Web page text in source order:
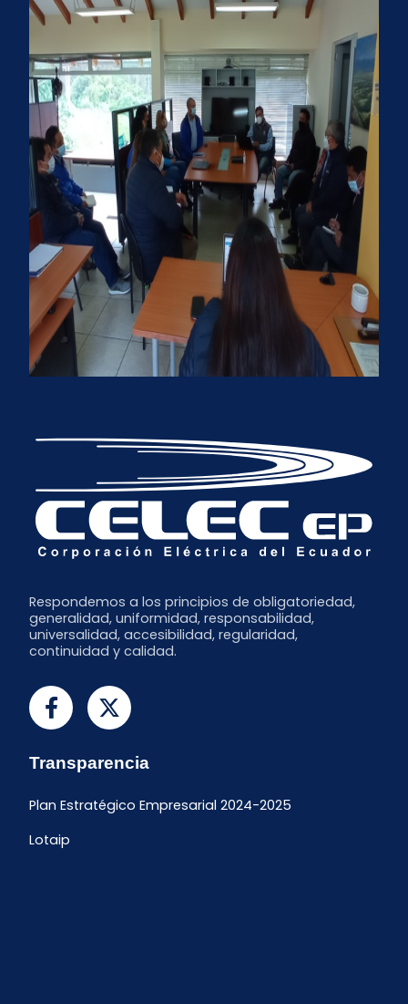
Respondemos a los principios de obligatoriedad,
generalidad, uniformidad, responsabilidad,
universalidad, accesibilidad, regularidad,
continuidad y calidad.
Transparencia
Plan Estratégico Empresarial 2024-2025
Lotaip